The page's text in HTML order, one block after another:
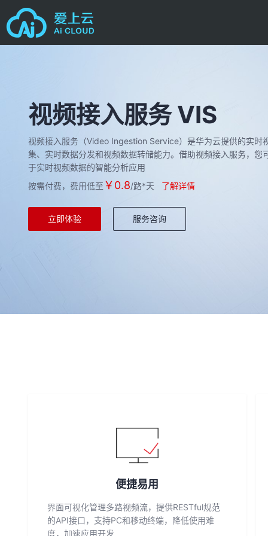
视频接入服务 VIS
视频接入服务（Video Ingestion Service）是华为云提供的实时
集、实时数据分发和视频数据转储能力。借助视频接入服务，
于实时视频数据的智能分析应用
按需付费，费用低至 ￥0.8/路*天 了解详情
立即体验 服务咨询
便捷易用
界面可视化管理多路视频流，提供RESTful规范
的API接口，支持PC和移动终端，降低使用难
度，加速应用开发